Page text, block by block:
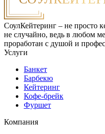
СоулКейтеринг – не просто
не случайно, ведь в любом
проработан с душой и
Услуги
Банкет
Барбекю
Кейтеринг
Кофе-брейк
Фуршет
Компания